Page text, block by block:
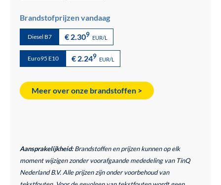
Brandstofprijzen vandaag
Diesel B7 € 2.309 EUR/L
Euro95 E10 € 2.249 EUR/L
Meer over onze brandstoffen >
Aansprakelijkheid:Brandstoffen en prijzen kunnen op elk
moment wijzigen zonder voorafgaande mededeling van TinQ
Nederland B.V. Alle prijzen zijn onder voorbehoud van